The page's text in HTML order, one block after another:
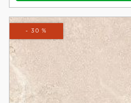
- 30 %